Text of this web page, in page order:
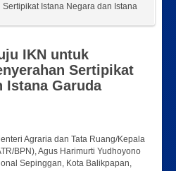
Istana Negara dan Istana
IKN untuk
Sertipikat
Istana Garuda
Agraria dan Tata Ruang/Kepala
BPN), Agus Harimurti Yudhoyono
Sepinggan, Kota Balikpapan,